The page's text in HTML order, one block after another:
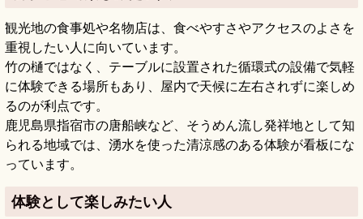
観光地の食事処や名物店は、食べやすさやアクセスのよさを
重視したい人に向いています。
竹の樋ではなく、テーブルに設置された循環式の設備で気軽
に体験できる場所もあり、屋内で天候に左右されずに楽しめ
るのが利点です。
鹿児島県指宿市の唐船峡など、そうめん流し発祥地として知
られる地域では、湧水を使った清涼感のある体験が看板にな
っています。
体験として楽しみたい人